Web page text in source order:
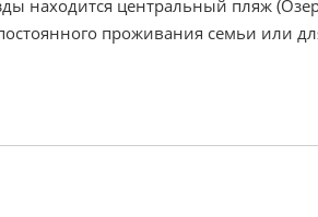
находится центральный пляж
проживания семьи или